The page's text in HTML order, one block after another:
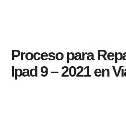
Proceso para
Ipad 9 – 2021 en